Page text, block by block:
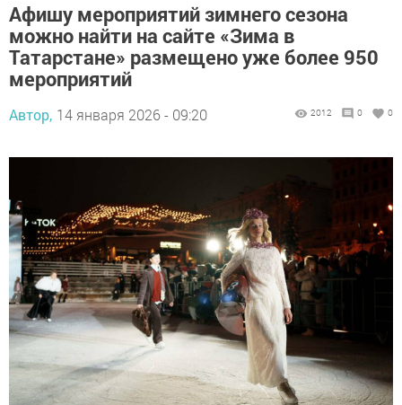
Афишу мероприятий зимнего сезона
можно найти на сайте «Зима в
Татарстане» размещено уже более 950
мероприятий
Автор, 14 января 2026 - 09:20 2012 0 0